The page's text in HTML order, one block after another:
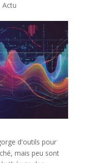
Actu
d'outils pour
mais peu sont